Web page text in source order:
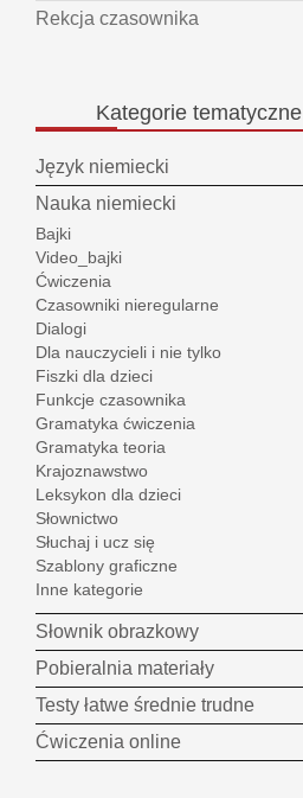
Rekcja czasownika
Kategorie tematyczne
Język niemiecki
Nauka niemiecki
Bajki
Video_bajki
Ćwiczenia
Czasowniki nieregularne
Dialogi
Dla nauczycieli i nie tylko
Fiszki dla dzieci
Funkcje czasownika
Gramatyka ćwiczenia
Gramatyka teoria
Krajoznawstwo
Leksykon dla dzieci
Słownictwo
Słuchaj i ucz się
Szablony graficzne
Inne kategorie
Słownik obrazkowy
Pobieralnia materiały
Testy łatwe średnie trudne
Ćwiczenia online